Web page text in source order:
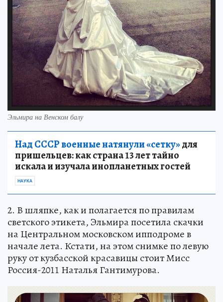
Эльмира на Венском балу
Над СССР военные натянули «сетку»для
пришельцев: как страна 13 лет тайно
искала и изучала инопланетных гостей
НАУКА
2. В шляпке, как и полагается по правилам
светского этикета, Эльмира посетила скачки
на Центральном московском ипподроме в
начале лета. Кстати, на этом снимке по левую
руку от кузбасской красавицы стоит Мисс
Россия-2011 Наталья Гантимурова.